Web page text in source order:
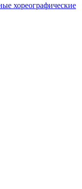
хореографические